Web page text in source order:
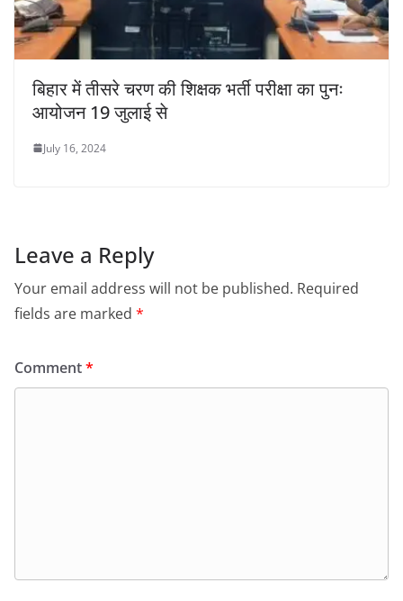
बिहार में तीसरे चरण की शिक्षक भर्ती परीक्षा का पुनः
आयोजन 19 जुलाई से
July 16, 2024
Leave a Reply
Your email address will not be published. Required
fields are marked *
Comment*